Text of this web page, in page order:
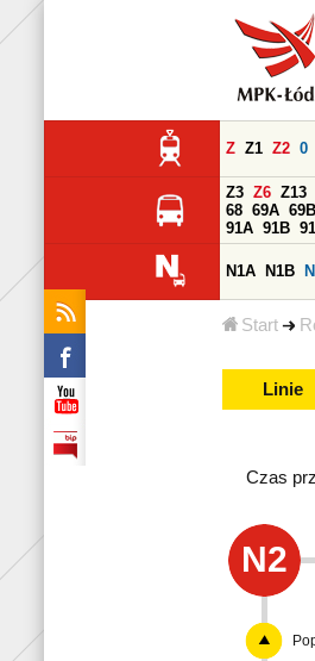
Start
Z Z1 Z2 0
Z3 Z6 Z13
68 69A 69B
91A 91B
N1A N1B
Linie
Czas
N2